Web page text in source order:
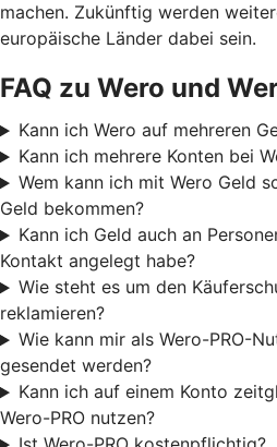
machen. Zukünftig werden
europäische Länder dabei sein.
FAQ zu Wero und
Kann ich Wero auf mehreren
Kann ich mehrere Konten bei
Wem kann ich mit Wero Geld
Geld bekommen?
Kann ich Geld auch an
Kontakt angelegt habe?
Wie steht es um den
reklamieren?
Wie kann mir als Wero-PRO-
gesendet werden?
Kann ich auf einem Konto
Wero-PRO nutzen?